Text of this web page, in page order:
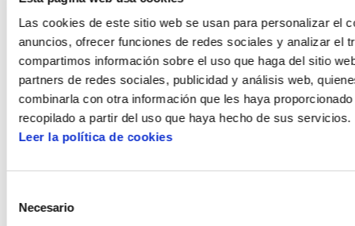
Las cookies de este sitio web se usan para personalizar el
anuncios, ofrecer funciones de redes sociales y analizar el
compartimos información sobre el uso que haga del sitio
partners de redes sociales, publicidad y análisis web,
combinarla con otra información que les haya
recopilado a partir del uso que haya hecho de sus servicios.
Leer la política de cookies
Necesario
Navarra han empeorado.